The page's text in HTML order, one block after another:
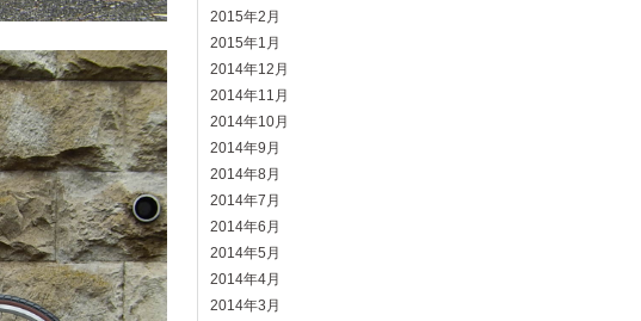
2015年2月
2015年1月
2014年12月
2014年11月
2014年10月
2014年9月
2014年8月
2014年7月
2014年6月
2014年5月
2014年4月
2014年3月